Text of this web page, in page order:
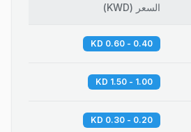
السعر (
KWD
)
0.40 - 0.60 KD
1.00 - 1.50 KD
0.20 - 0.30 KD